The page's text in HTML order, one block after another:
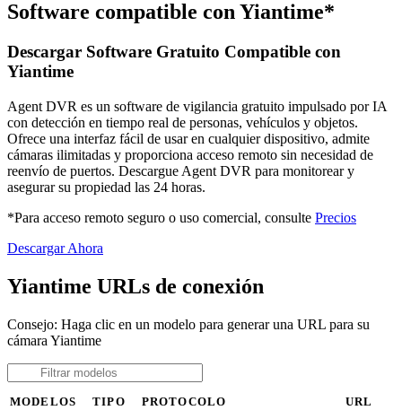
Software compatible con Yiantime*
Descargar Software Gratuito Compatible con
Yiantime
Agent DVR es un software de vigilancia gratuito impulsado por IA
con detección en tiempo real de personas, vehículos y objetos.
Ofrece una interfaz fácil de usar en cualquier dispositivo, admite
cámaras ilimitadas y proporciona acceso remoto sin necesidad de
reenvío de puertos. Descargue Agent DVR para monitorear y
asegurar su propiedad las 24 horas.
*Para acceso remoto seguro o uso comercial, consulte Precios
Descargar Ahora
Yiantime URLs de conexión
Consejo: Haga clic en un modelo para generar una URL para su
cámara Yiantime
MODELOS TIPO PROTOCOLO URL